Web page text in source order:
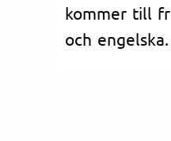
kommer till
och engelska.